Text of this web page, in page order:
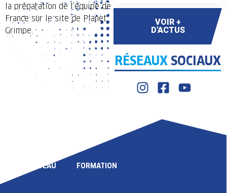
la préparation de l’équipe de
France sur le site de Planet
Grimpe.
VOIR +
D'ACTUS
RÉSEAUX SOCIAUX
HAUT NIVEAU FORMATION